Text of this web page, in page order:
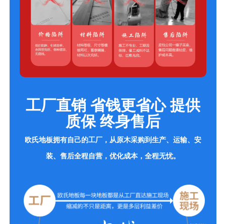
工厂直销 省钱更省心 提供
质保 终身售后
欧氏地板拥有自己的工厂，从原木采购到生产、运输、安
装、售后全程自营，优化成本，全程无忧。